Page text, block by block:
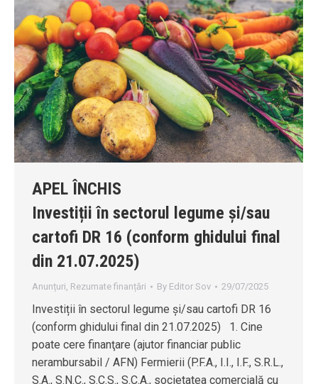
APEL ÎNCHIS
Investiții în sectorul legume și/sau
cartofi DR 16 (conform ghidului final
din 21.07.2025)
Anunțuri, Rezumate finanțări By Editor Sov 29/07/2025
Investiții în sectorul legume și/sau cartofi DR 16
(conform ghidului final din 21.07.2025) 1. Cine
poate cere finanţare (ajutor financiar public
nerambursabil / AFN) Fermierii (P.F.A., I.I., I.F., S.R.L.,
S.A., S.N.C., S.C.S., S.C.A., societatea comercială cu